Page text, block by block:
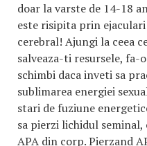
doar la varste de 14-18
este risipita prin
cerebral! Ajungi la ceea
salveaza-ti resursele, fa-
schimbi daca inveti sa
sublimarea energiei
stari de fuziune
sa pierzi lichidul
APA din corp. Pierzand